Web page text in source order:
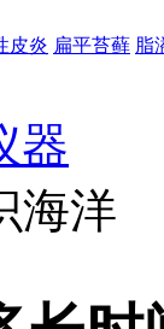
皮炎 扁平苔藓 脂
器
海洋